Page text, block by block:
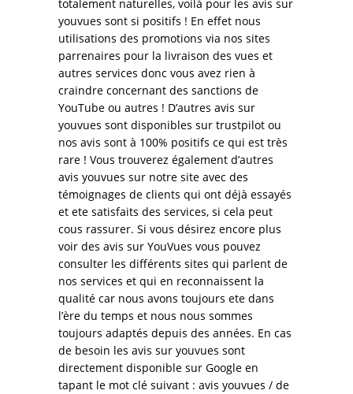
totalement naturelles, voilà pour les avis sur
youvues sont si positifs ! En effet nous
utilisations des promotions via nos sites
parrenaires pour la livraison des vues et
autres services donc vous avez rien à
craindre concernant des sanctions de
YouTube ou autres ! D’autres avis sur
youvues sont disponibles sur trustpilot ou
nos avis sont à 100% positifs ce qui est très
rare ! Vous trouverez également d’autres
avis youvues sur notre site avec des
témoignages de clients qui ont déjà essayés
et ete satisfaits des services, si cela peut
cous rassurer. Si vous désirez encore plus
voir des avis sur YouVues vous pouvez
consulter les différents sites qui parlent de
nos services et qui en reconnaissent la
qualité car nous avons toujours ete dans
l’ère du temps et nous nous sommes
toujours adaptés depuis des années. En cas
de besoin les avis sur youvues sont
directement disponible sur Google en
tapant le mot clé suivant : avis youvues / de